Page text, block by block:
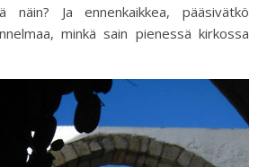
näin? Ja ennenkaikkea, pääsivätkö
minkä sain pienessä kirkossa